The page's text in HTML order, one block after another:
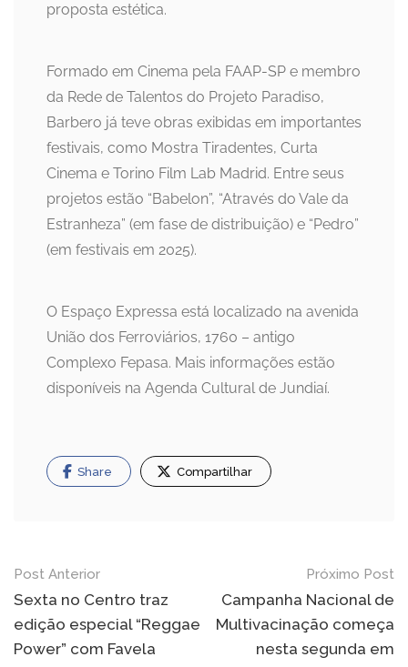
proposta estética.
Formado em Cinema pela FAAP-SP e membro
da Rede de Talentos do Projeto Paradiso,
Barbero já teve obras exibidas em importantes
festivais, como Mostra Tiradentes, Curta
Cinema e Torino Film Lab Madrid. Entre seus
projetos estão “Babelon”, “Através do Vale da
Estranheza” (em fase de distribuição) e “Pedro”
(em festivais em 2025).
O Espaço Expressa está localizado na avenida
União dos Ferroviários, 1760 – antigo
Complexo Fepasa. Mais informações estão
disponíveis na Agenda Cultural de Jundiaí.
Share Compartilhar
Navegação
de
Post
Post Anterior
Sexta no Centro traz
edição especial “Reggae
Power” com Favela
Próximo Post
Campanha Nacional de
Multivacinação começa
nesta segunda em